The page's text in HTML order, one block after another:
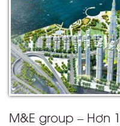
M&E group – Hơn